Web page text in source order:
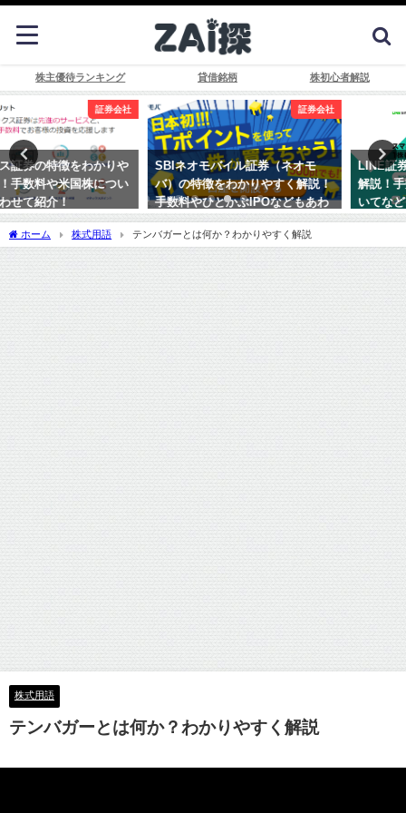
株主優待ランキング 貸借銘柄 株初心者解説
証券会社
SBIネオモバイル証券（ネオモ
バ）の特徴をわかりやすく解説！
手数料やひとかぶIPOなどもあわ
せて紹介！
LINE証券の特徴をわかりやすく
解説！手数料やタイムセールにつ
いてなどもあわせて紹介！
ホーム 株式用語 テンバガーとは何か？わかりやすく解説
株式用語
テンバガーとは何か？わかりやすく解説